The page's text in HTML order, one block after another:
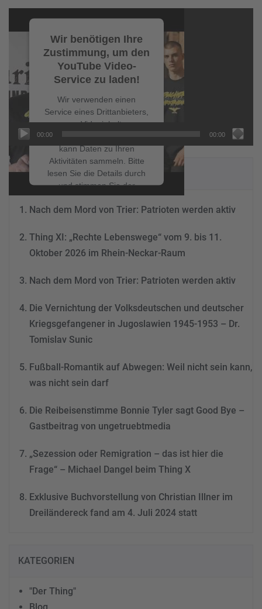
Player
Wir benötigen Ihre
Zustimmung, um den
YouTube Video-
Service zu laden!
Wir verwenden einen
Service eines Drittanbieters,
um Videoinhalte
einzubetten. Dieser Service
kann Daten zu Ihren
Aktivitäten sammeln. Bitte
lesen Sie die Details durch
und stimmen Sie der
Nutzung des Service zu, um
dieses Video anzusehen.
Mehr Informationen
Consent Management
&
00:00 00:00
NEUESTE BEITRÄGE
Nach dem Mord von Trier: Patrioten werden aktiv
Thing XI: „Rechte Lebenswege“ vom 9. bis 11.
Oktober 2026 im Rhein-Neckar-Raum
Nach dem Mord von Trier: Patrioten werden aktiv
Die Vernichtung der Volksdeutschen und deutscher
Kriegsgefangener in Jugoslawien 1945-1953 – Dr.
Tomislav Sunic
Fußball-Romantik auf Abwegen: Weil nicht sein kann,
was nicht sein darf
Die Reibeisenstimme Bonnie Tyler sagt Good Bye –
Gastbeitrag von ungetruebtmedia
„Sezession oder Remigration – das ist hier die
Frage“ – Michael Dangel beim Thing X
Exklusive Buchvorstellung von Christian Illner im
Dreiländereck fand am 4. Juli 2024 statt
KATEGORIEN
"Der Thing"